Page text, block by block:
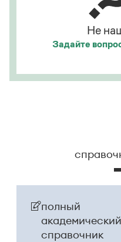
Не
Задайте
полный
академический
справочник